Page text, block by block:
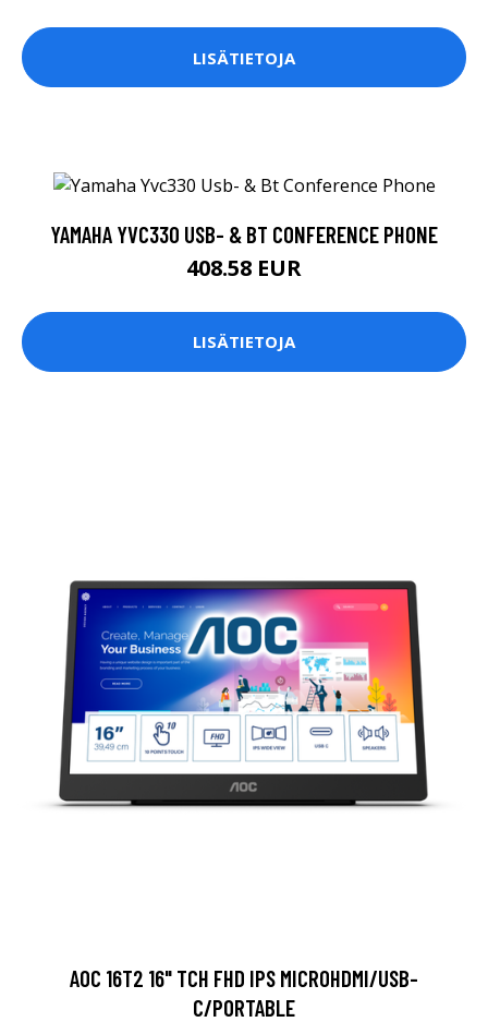
LISÄTIETOJA
YAMAHA YVC330 USB- & BT CONFERENCE PHONE
408.58 EUR
LISÄTIETOJA
AOC 16T2 16" TCH FHD IPS MICROHDMI/USB-
C/PORTABLE